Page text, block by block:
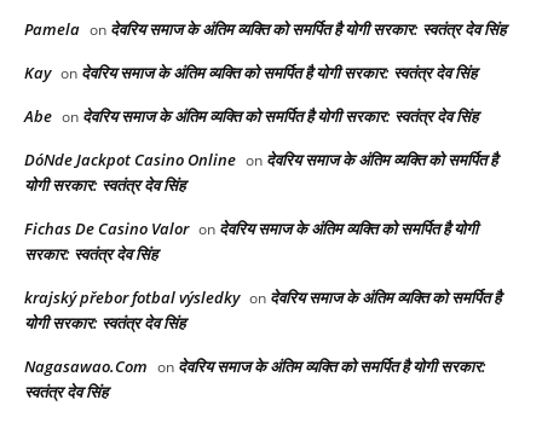
Pamela on देवरिय समाज के अंतिम व्यक्ति को समर्पित है योगी सरकार: स्वतंत्र देव सिंह
Kay on देवरिय समाज के अंतिम व्यक्ति को समर्पित है योगी सरकार: स्वतंत्र देव सिंह
Abe on देवरिय समाज के अंतिम व्यक्ति को समर्पित है योगी सरकार: स्वतंत्र देव सिंह
DóNde Jackpot Casino Online on देवरिय समाज के अंतिम व्यक्ति को समर्पित है
योगी सरकार: स्वतंत्र देव सिंह
Fichas De Casino Valor on देवरिय समाज के अंतिम व्यक्ति को समर्पित है योगी
सरकार: स्वतंत्र देव सिंह
krajský přebor fotbal výsledky on देवरिय समाज के अंतिम व्यक्ति को समर्पित है
योगी सरकार: स्वतंत्र देव सिंह
Nagasawao.Com on देवरिय समाज के अंतिम व्यक्ति को समर्पित है योगी सरकार:
स्वतंत्र देव सिंह